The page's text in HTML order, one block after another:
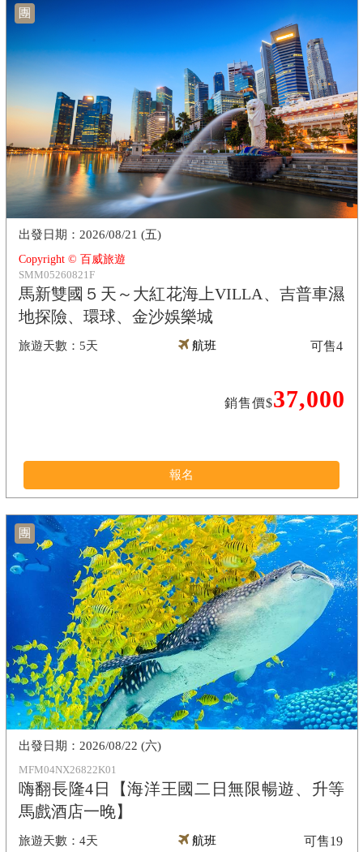
團
Copyright © 百威旅遊
SMM05260821F
馬新雙國５天～大紅花海上VILLA、吉普車濕
地探險、環球、金沙娛樂城
5天
2026/08/21 (五)
航班
銷售價$37,000
可售4
報名
團
MFM04NX26822K01
嗨翻長隆4日【海洋王國二日無限暢遊、升等
馬戲酒店一晚】
4天
2026/08/22 (六)
航班 可售19